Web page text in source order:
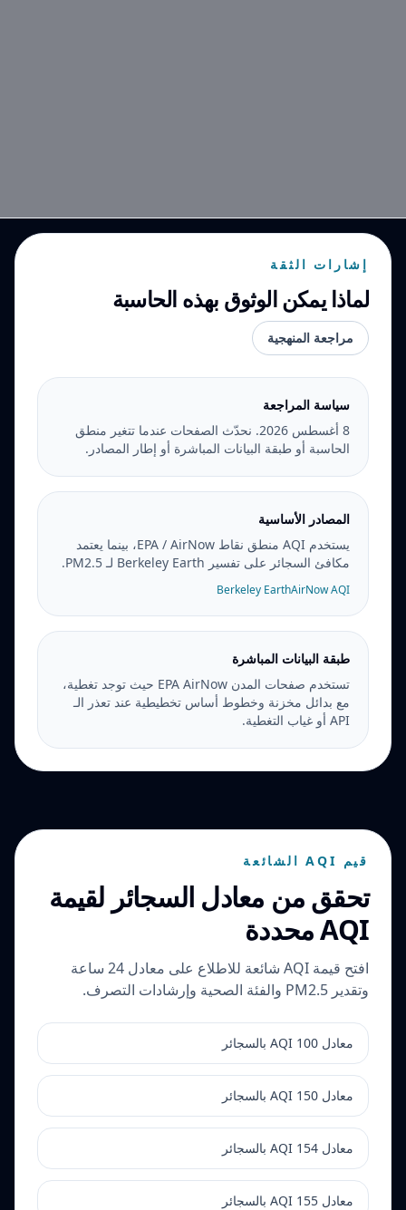
إشارات الثقة
لماذا يمكن الوثوق بهذه الحاسبة
مراجعة المنهجية
سياسة المراجعة
8 أغسطس 2026. نحدّث الصفحات عندما تتغير منطق
الحاسبة أو طبقة البيانات المباشرة أو إطار المصادر.
المصادر الأساسية
يستخدم AQI منطق نقاط EPA / AirNow، بينما يعتمد
مكافئ السجائر على تفسير Berkeley Earth لـ PM2.5.
AirNow AQI
Berkeley Earth
طبقة البيانات المباشرة
تستخدم صفحات المدن EPA AirNow حيث توجد تغطية،
مع بدائل مخزنة وخطوط أساس تخطيطية عند تعذر الـ
API أو غياب التغطية.
قيم AQI الشائعة
تحقق من معادل السجائر لقيمة
AQI محددة
افتح قيمة AQI شائعة للاطلاع على معادل 24 ساعة
وتقدير PM2.5 والفئة الصحية وإرشادات التصرف.
معادل AQI 100 بالسجائر
معادل AQI 150 بالسجائر
معادل AQI 154 بالسجائر
معادل AQI 155 بالسجائر